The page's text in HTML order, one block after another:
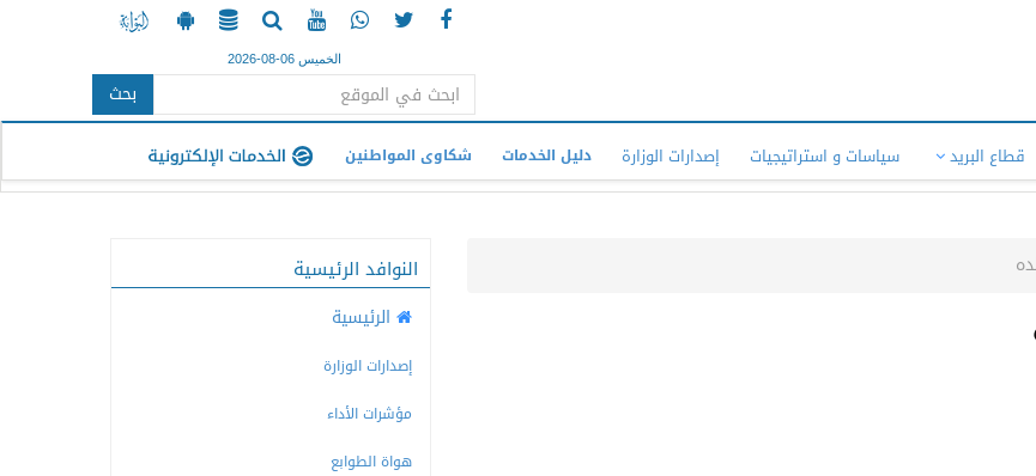
الخميس 06-08-2026
بحث
قطاع البريد سياسات و استراتيجيات إصدارات الوزارة دليل الخدمات شكاوى المواطنين
النوافد الرئيسية
الرئيسية
إصدارات الوزارة
مؤشرات الأداء
هواة الطوابع